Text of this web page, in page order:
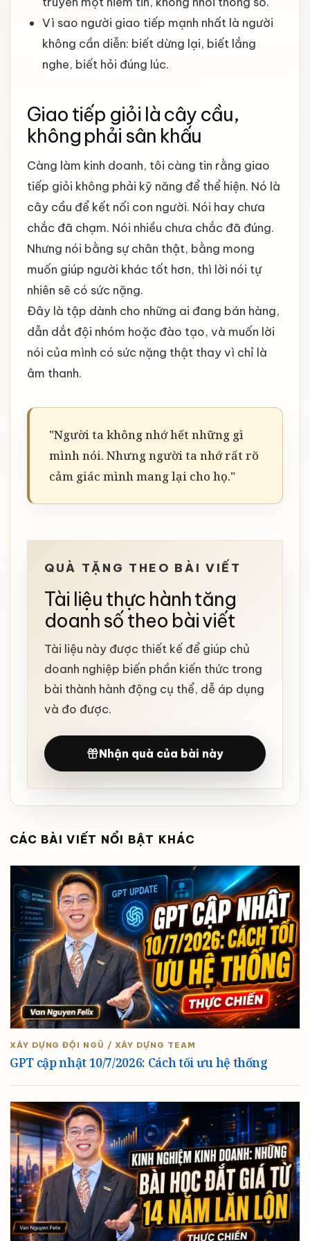
Vì sao người giao tiếp mạnh nhất là người
không cần diễn: biết dừng lại, biết lắng
nghe, biết hỏi đúng lúc.
Giao tiếp giỏi là cây cầu,
không phải sân khấu
Càng làm kinh doanh, tôi càng tin rằng giao
tiếp giỏi không phải kỹ năng để thể hiện. Nó là
cây cầu để kết nối con người. Nói hay chưa
chắc đã chạm. Nói nhiều chưa chắc đã đúng.
Nhưng nói bằng sự chân thật, bằng mong
muốn giúp người khác tốt hơn, thì lời nói tự
nhiên sẽ có sức nặng.
Đây là tập dành cho những ai đang bán hàng,
dẫn dắt đội nhóm hoặc đào tạo, và muốn lời
nói của mình có sức nặng thật thay vì chỉ là
âm thanh.
"Người ta không nhớ hết những gì
mình nói. Nhưng người ta nhớ rất rõ
cảm giác mình mang lại cho họ."
QUÀ TẶNG THEO BÀI VIẾT
Tài liệu thực hành tăng
doanh số theo bài viết
Tài liệu này được thiết kế để giúp chủ
doanh nghiệp biến phần kiến thức trong
bài thành hành động cụ thể, dễ áp dụng
và đo được.
Nhận quà của bài này
CÁC BÀI VIẾT NỔI BẬT KHÁC
XÂY DỰNG ĐỘI NGŨ / XÂY DỰNG TEAM
GPT cập nhật 10/7/2026: Cách tối ưu hệ thống
MKTBANLE
© MKTBANLE 2026. All Rights Reserved
Chăm Sóc Khách Hàng
Văn Nguyễn Là Ai?